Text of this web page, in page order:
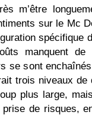
m’être
sur le Mc
spécifique
manquent de
se sont
trois niveaux de
plus large,
de risques,